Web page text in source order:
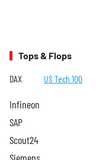
Tops & Flops
DAX US Tech 100
Infineon
SAP
Scout24